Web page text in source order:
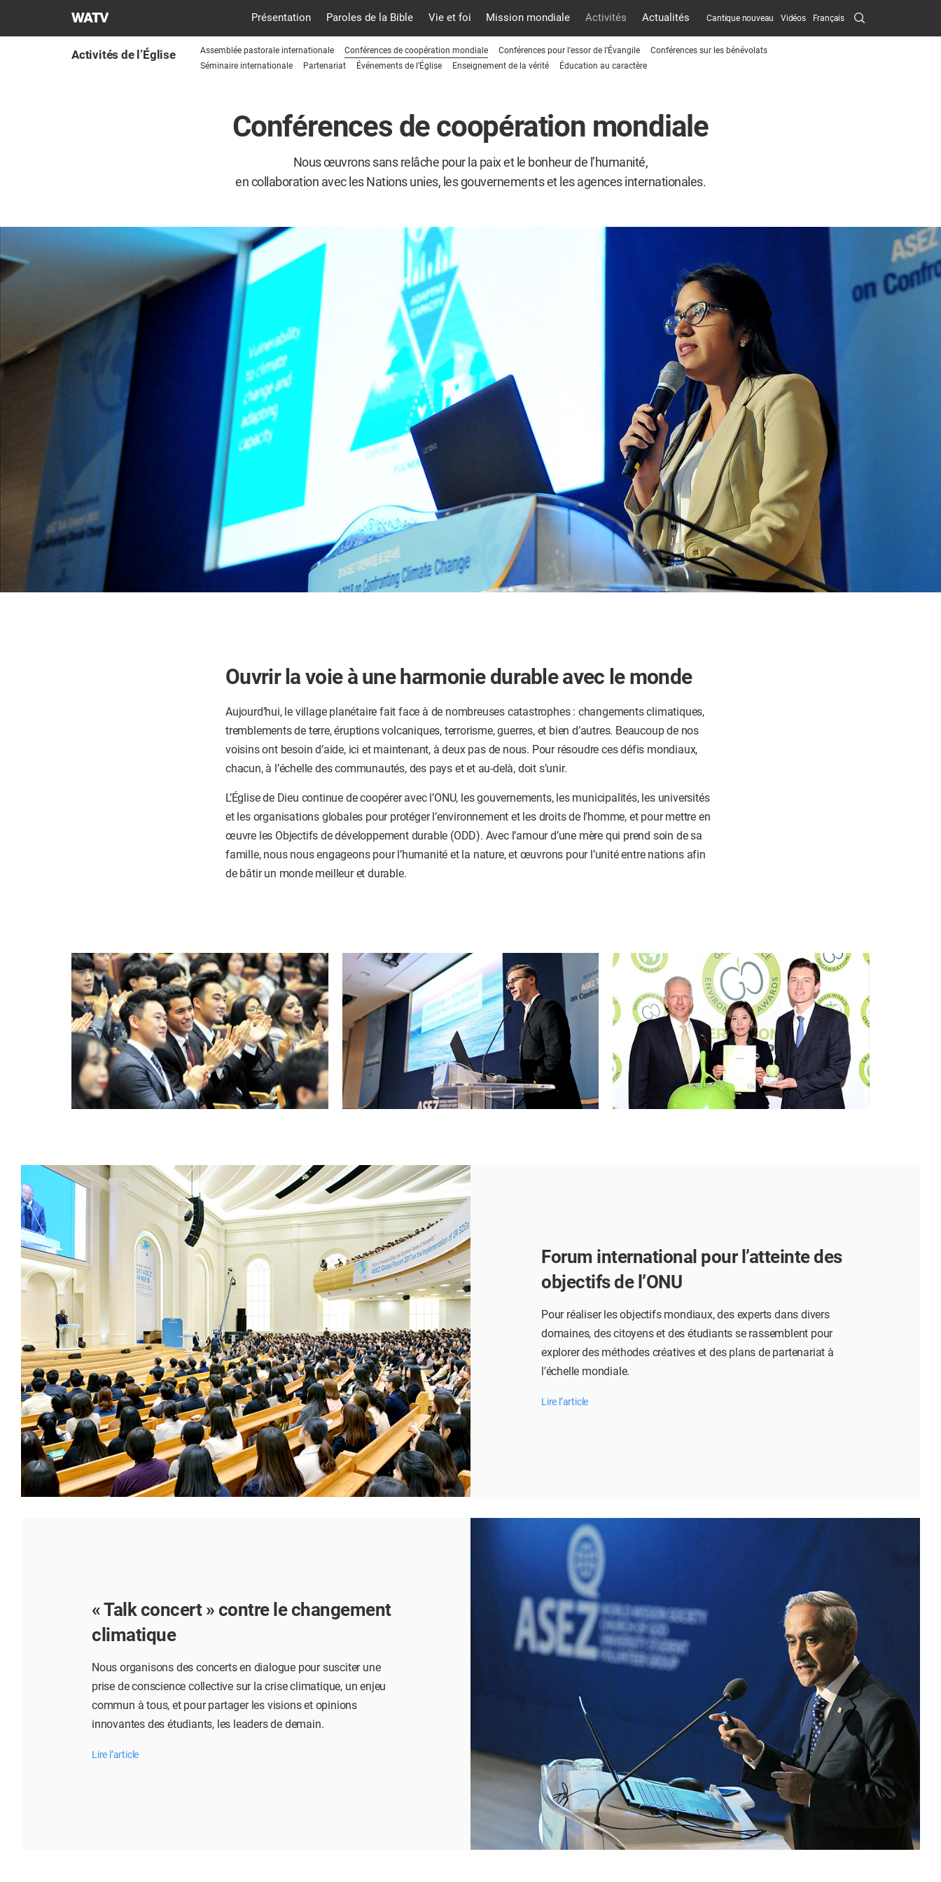
L'ÉGLISE
DIEU
​Présentation Paroles de la Bible Vie et foi Mission mondiale Activités Actualités Cantique nouveau Vidéos Français Search
Submit
Activités de l’Église Assemblée pastorale internationale Conférences de coopération mondiale Conférences pour l’essor de l’Évangile
Conférences sur les bénévolats
Séminaire internationale
Partenariat Événements de l’Église Enseignement de la vérité Éducation au caractère
Conférences de coopération mondiale
Nous œuvrons sans relâche pour la paix et le bonheur de l’humanité,
en collaboration avec les Nations unies, les gouvernements et les agences internationales.
Ouvrir la voie à une harmonie durable avec le monde
Aujourd’hui, le village planétaire fait face à de nombreuses catastrophes : changements climatiques,
tremblements de terre, éruptions volcaniques, terrorisme, guerres, et bien d’autres. Beaucoup de nos
voisins ont besoin d’aide, ici et maintenant, à deux pas de nous. Pour résoudre ces défis mondiaux,
chacun, à l’échelle des communautés, des pays et et au-delà, doit s’unir.
L’Église de Dieu continue de coopérer avec l’ONU, les gouvernements, les municipalités, les universités
et les organisations globales pour protéger l’environnement et les droits de l’homme, et pour mettre en
œuvre les Objectifs de développement durable (ODD). Avec l’amour d’une mère qui prend soin de sa
famille, nous nous engageons pour l’humanité et la nature, et œuvrons pour l’unité entre nations afin
de bâtir un monde meilleur et durable.
Forum international pour l’atteinte des
objectifs de l’ONU
Pour réaliser les objectifs mondiaux, des experts dans divers
domaines, des citoyens et des étudiants se rassemblent pour
explorer des méthodes créatives et des plans de partenariat à
l’échelle mondiale.
Lire l’article
« Talk concert » contre le changement
climatique
Nous organisons des concerts en dialogue pour susciter une
prise de conscience collective sur la crise climatique, un enjeu
commun à tous, et pour partager les visions et opinions
innovantes des étudiants, les leaders de demain.
Lire l’article